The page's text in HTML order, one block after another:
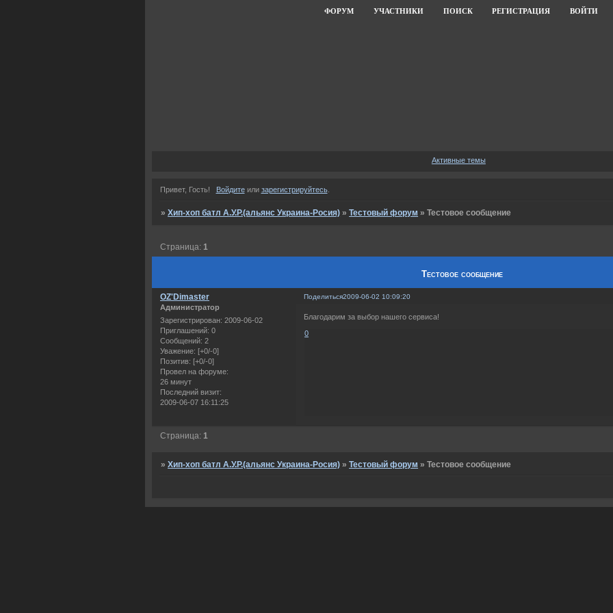
ФОРУМ УЧАСТНИКИ ПОИСК РЕГИСТРАЦИЯ ВОЙТИ
Активные темы
Привет, Гость! Войдитеили зарегистрируйтесь.
»Хип-хоп батл А.У.Р.(альянс Украина-Росия) »Тестовый форум »Тестовое сообщение
Тестовое сообщение
Страница:1
Поделиться2009-06-02 10:09:20
OZ'Dimaster
Администратор
Зарегистрирован: 2009-06-02
Приглашений: 0
Сообщений: 2
Уважение: [+0/-0]
Позитив: [+0/-0]
Провел на форуме:
26 минут
Последний визит:
2009-06-07 16:11:25
Благодарим за выбор нашего сервиса!
0
Страница:1
»Хип-хоп батл А.У.Р.(альянс Украина-Росия) »Тестовый форум »Тестовое сообщение